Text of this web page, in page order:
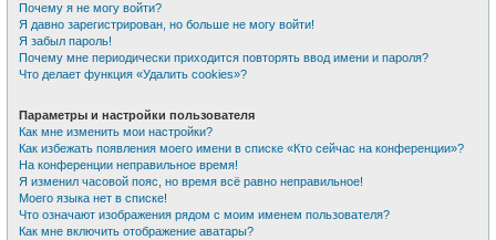
Почему я не могу войти?
Я давно зарегистрирован, но больше не могу войти!
Я забыл пароль!
Почему мне периодически приходится повторять ввод имени и пароля?
Что делает функция «Удалить cookies»?
Параметры и настройки пользователя
Как мне изменить мои настройки?
Как избежать появления моего имени в списке «Кто сейчас на конференции»?
На конференции неправильное время!
Я изменил часовой пояс, но время всё равно неправильное!
Моего языка нет в списке!
Что означают изображения рядом с моим именем пользователя?
Как мне включить отображение аватары?